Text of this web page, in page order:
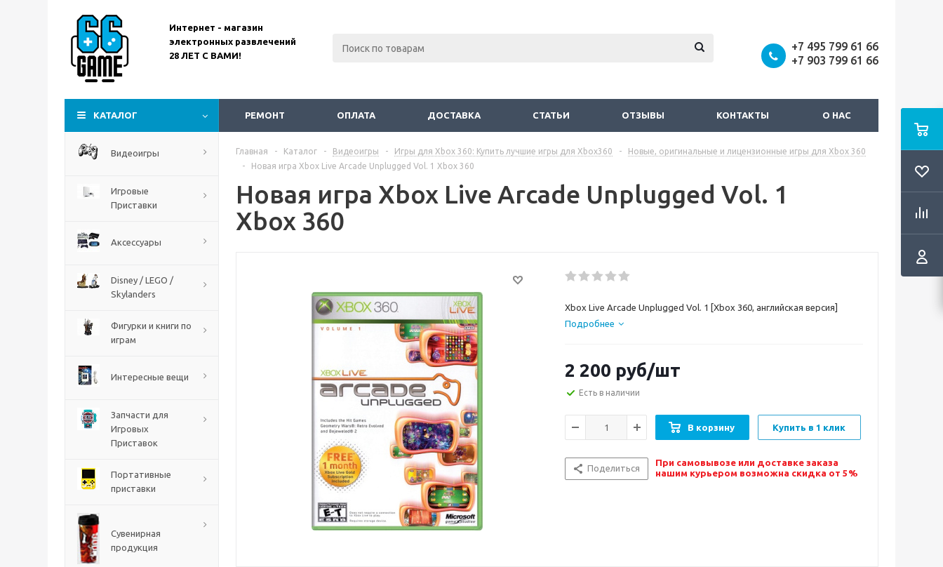
Интернет - магазин
электронных развлечений
28 ЛЕТ С ВАМИ!
+7 495 799 61 66
+7 903 799 61 66
КАТАЛОГ РЕМОНТ ОПЛАТА ДОСТАВКА СТАТЬИ ОТЗЫВЫ КОНТАКТЫ О НАС
Видеоигры
Игровые
Приставки
Аксессуары
Disney / LEGO /
Skylanders
Фигурки и книги по
играм
Интересные вещи
Запчасти для
Игровых
Приставок
Портативные
приставки
Сувенирная
продукция
The Blood of Dawnwalker
Главная - Каталог - Видеоигры - Игры для Xbox 360: Купить лучшие игры для Xbox360 -
Новые, оригинальные и лицензионные игры для Xbox 360
-
Новая игра Xbox Live Arcade Unplugged Vol. 1 Xbox 360
Новая игра Xbox Live Arcade Unplugged Vol. 1
Xbox 360
Xbox Live Arcade Unplugged Vol. 1 [Xbox 360, английская версия]
Подробнее
2 200 руб/шт
Есть в наличии
В корзину Купить в 1 клик
Поделиться
При самовывозе или доставке заказа
нашим курьером возможна скидка от 5%